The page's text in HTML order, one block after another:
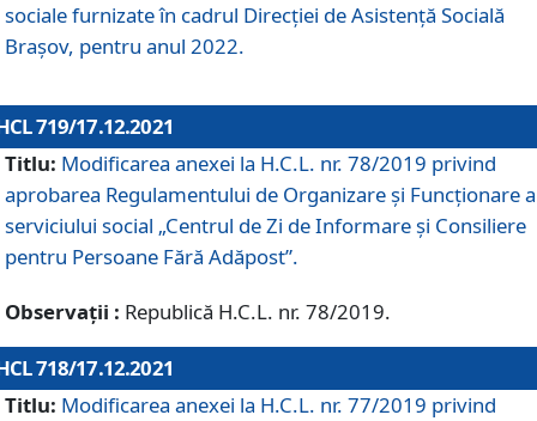
sociale furnizate în cadrul Direcției de Asistență Socială
Brașov, pentru anul 2022.
719/17.12.2021
Titlu: Modificarea anexei la H.C.L. nr. 78/2019 privind
aprobarea Regulamentului de Organizare și Funcționare
serviciului social „Centrul de Zi de Informare şi Consiliere
pentru Persoane Fără Adăpost”.
Observații : Republică H.C.L. nr. 78/2019.
718/17.12.2021
Titlu: Modificarea anexei la H.C.L. nr. 77/2019 privind